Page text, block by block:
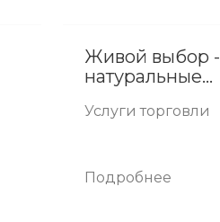
Живой выбор -
натуральные
Услуги торговли
Подробнее